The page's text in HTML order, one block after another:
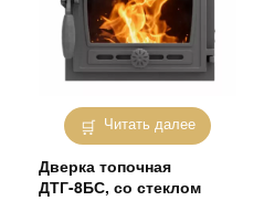
Читать далее
Дверка топочная
ДТГ-8БС, со стеклом